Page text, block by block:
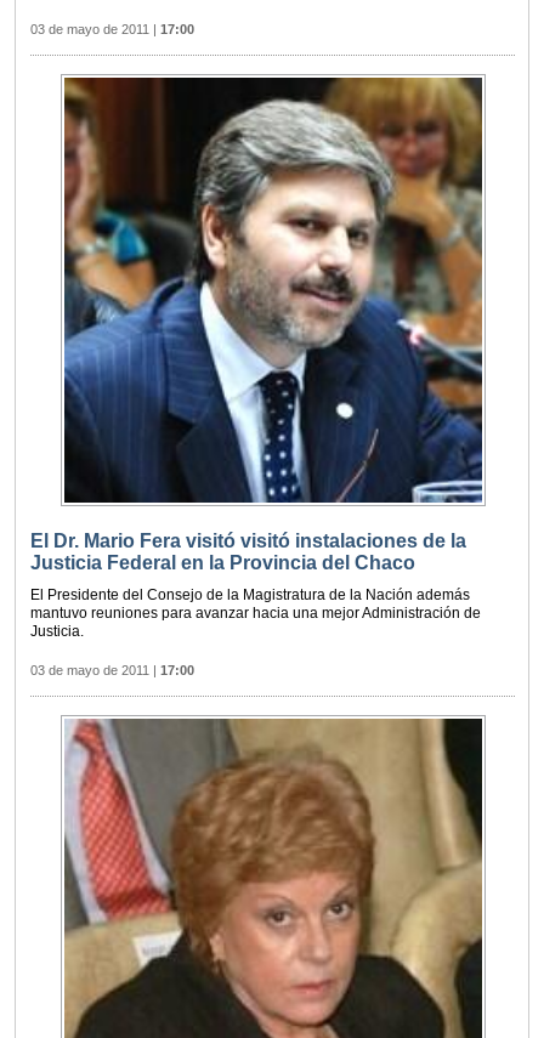
03 de mayo de 2011 | 17:00
El Dr. Mario Fera visitó visitó instalaciones de la
Justicia Federal en la Provincia del Chaco
El Presidente del Consejo de la Magistratura de la Nación además
mantuvo reuniones para avanzar hacia una mejor Administración de
Justicia.
03 de mayo de 2011 17:00